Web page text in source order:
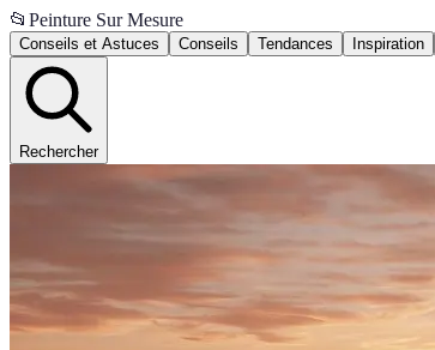
📂 Peinture Sur Mesure
Conseils et Astuces Conseils Tendances Inspiration
Rechercher